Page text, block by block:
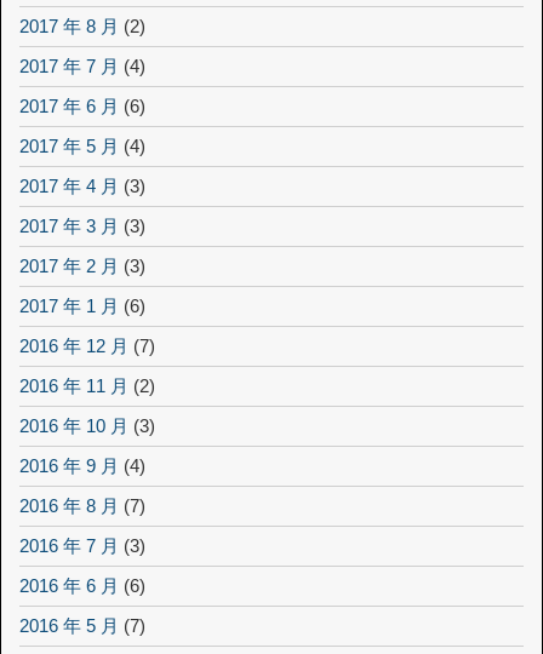
2017 年 8 月 (2)
2017 年 7 月 (4)
2017 年 6 月 (6)
2017 年 5 月 (4)
2017 年 4 月 (3)
2017 年 3 月 (3)
2017 年 2 月 (3)
2017 年 1 月 (6)
2016 年 12 月 (7)
2016 年 11 月 (2)
2016 年 10 月 (3)
2016 年 9 月 (4)
2016 年 8 月 (7)
2016 年 7 月 (3)
2016 年 6 月 (6)
2016 年 5 月 (7)